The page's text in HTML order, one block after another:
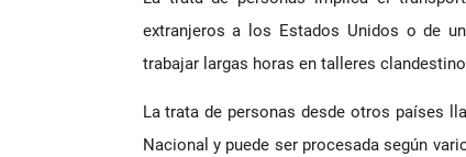
extranjeros a los Estados Unidos o de
trabajar largas horas en talleres
La trata de personas desde otros países
Nacional y puede ser procesada según